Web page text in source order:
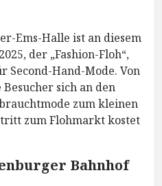
Ems-Halle ist an diesem
der „Fashion-Floh“,
Second-Hand-Mode. Von
sich an den
zum kleinen
zum Flohmarkt kostet
Bahnhof